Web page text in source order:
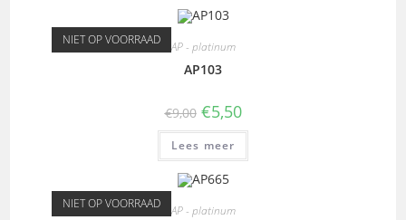
NIET OP VOORRAAD AP - platinum
AP103
€9,00 €5,50
Lees meer
NIET OP VOORRAAD AP - platinum